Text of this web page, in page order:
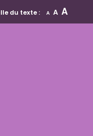
du texte : A A A